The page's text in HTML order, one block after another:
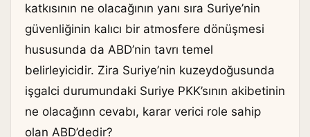
katkısının ne olacağının yanı sıra Suriye’nin
güvenliğinin kalıcı bir atmosfere dönüşmesi
hususunda da ABD’nin tavrı temel
belirleyicidir. Zira Suriye’nin kuzeydoğusunda
işgalci durumundaki Suriye PKK’sının akibetinin
ne olacağınn cevabı, karar verici role sahip
olan ABD’dedir?